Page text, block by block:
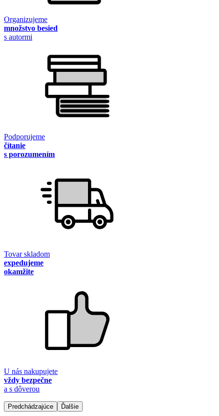
Organizujeme
množstvo besied
s autormi
Podporujeme
čítanie
s porozumením
Tovar skladom
expedujeme
okamžite
U nás nakupujete
vždy bezpečne
a s dôverou
Predchádzajúce Ďalšie